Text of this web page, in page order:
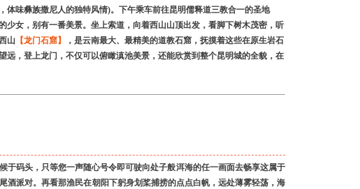
味彝族撒尼人的独特风情)。下午乘车前往昆明儒释道三教合一的圣地
少女，别有一番美景。坐上索道，向着西山山顶出发，看脚下树木茂密，听
山 【龙门石窟】
，是云南最大、最精美的道教石窟，抚摸着这些在原生岩石
远，登上龙门，不仅可以俯瞰滇池美景，还能欣赏到整个昆明城的全貌，在
于码头，只等您一声随心号令即可驶向处子般洱海的任一画面去畅享这属于
酒派对。再看那渔民在朝阳下躬身划桨捕捞的点点白帆，远处薄雾轻荡，海